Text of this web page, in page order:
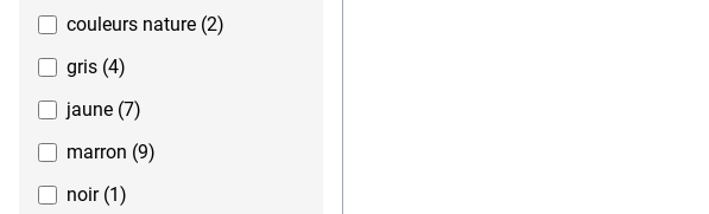
couleurs nature (2)
gris (4)
jaune (7)
marron (9)
noir (1)